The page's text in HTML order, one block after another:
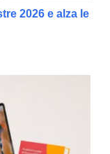
2026 e alza le